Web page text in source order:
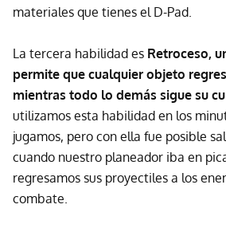
materiales que tienes el D-Pad.
La tercera habilidad es Retroceso,
permite que cualquier objeto
mientras todo lo demás sigue su
utilizamos esta habilidad en los
jugamos, pero con ella fue posible
cuando nuestro planeador iba en
regresamos sus proyectiles a los
combate.